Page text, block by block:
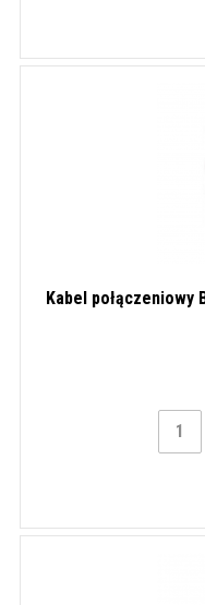
Kabel połączeniowy